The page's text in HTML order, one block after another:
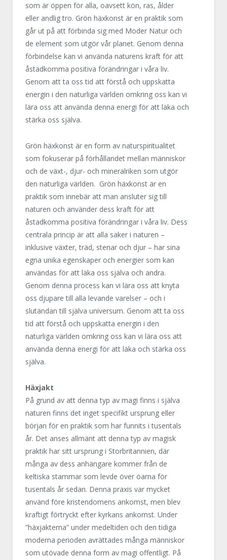
som är öppen för alla, oavsett kön, ras, ålder
eller andlig tro. Grön häxkonst är en praktik som
går ut på att förbinda sig med Moder Natur och
de element som utgör vår planet. Genom denna
förbindelse kan vi använda naturens kraft för att
åstadkomma positiva förändringar i våra liv.
Genom att ta oss tid att förstå och uppskatta
energin i den naturliga världen omkring oss kan vi
lära oss att använda denna energi för att läka och
stärka oss själva.
Grön häxkonst är en form av naturspiritualitet
som fokuserar på förhållandet mellan människor
och de växt-, djur- och mineralriken som utgör
den naturliga världen. Grön häxkonst är en
praktik som innebär att man ansluter sig till
naturen och använder dess kraft för att
åstadkomma positiva förändringar i våra liv. Dess
centrala princip är att alla saker i naturen –
inklusive växter, träd, stenar och djur – har sina
egna unika egenskaper och energier som kan
användas för att läka oss själva och andra.
Genom denna process kan vi lära oss att knyta
oss djupare till alla levande varelser – och i
slutändan till själva universum. Genom att ta oss
tid att förstå och uppskatta energin i den
naturliga världen omkring oss kan vi lära oss att
använda denna energi för att läka och stärka oss
själva.
Häxjakt
På grund av att denna typ av magi finns i själva
naturen finns det inget specifikt ursprung eller
början för en praktik som har funnits i tusentals
år. Det anses allmänt att denna typ av magisk
praktik har sitt ursprung i Storbritannien, där
många av dess anhängare kommer från de
keltiska stammar som levde över öarna för
tusentals år sedan. Denna praxis var mycket
använd före kristendomens ankomst, men blev
kraftigt förtryckt efter kyrkans ankomst. Under
”häxjakterna” under medeltiden och den tidiga
moderna perioden avrättades många människor
som utövade denna form av magi offentligt. På